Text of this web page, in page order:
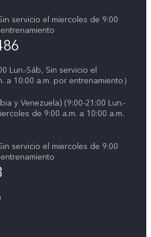
servicio el miercoles de 9:00
Lun.-Sáb, Sin servicio el
a 10:00 a.m. por entrenamiento）
y Venezuela) (9:00-21:00 Lun.-
de 9:00 a.m. a 10:00 a.m.
servicio el miercoles de 9:00